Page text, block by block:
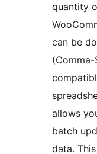
quantity
can be
allows
batch
data.